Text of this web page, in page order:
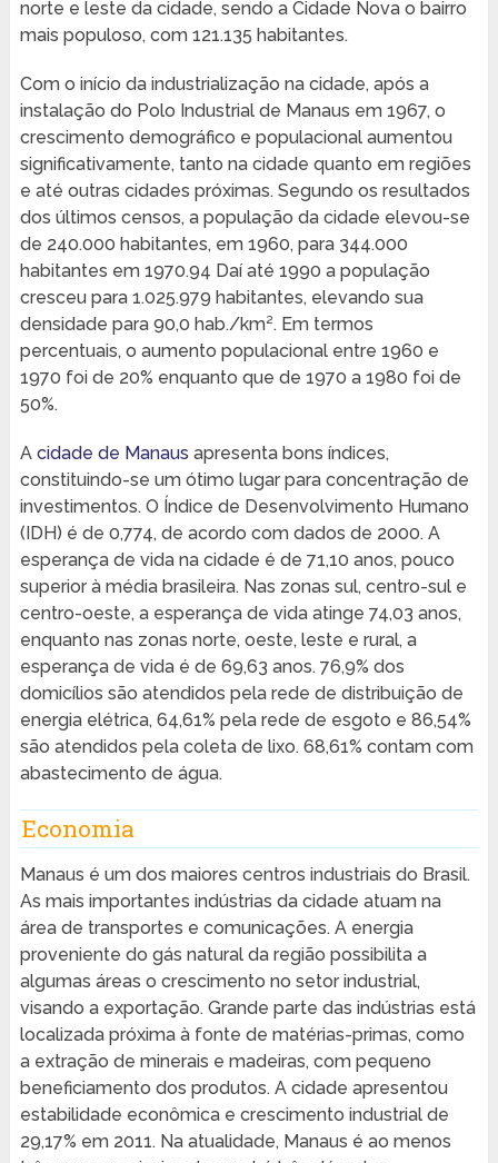
norte e leste da cidade, sendo a Cidade Nova o bairro
mais populoso, com 121.135 habitantes.
Com o início da industrialização na cidade, após a
instalação do Polo Industrial de Manaus em 1967, o
crescimento demográfico e populacional aumentou
significativamente, tanto na cidade quanto em regiões
e até outras cidades próximas. Segundo os resultados
dos últimos censos, a população da cidade elevou-se
de 240.000 habitantes, em 1960, para 344.000
habitantes em 1970.94 Daí até 1990 a população
cresceu para 1.025.979 habitantes, elevando sua
densidade para 90,0 hab./km². Em termos
percentuais, o aumento populacional entre 1960 e
1970 foi de 20% enquanto que de 1970 a 1980 foi de
50%.
A cidade de Manaus apresenta bons índices,
constituindo-se um ótimo lugar para concentração de
investimentos. O Índice de Desenvolvimento Humano
(IDH) é de 0,774, de acordo com dados de 2000. A
esperança de vida na cidade é de 71,10 anos, pouco
superior à média brasileira. Nas zonas sul, centro-sul e
centro-oeste, a esperança de vida atinge 74,03 anos,
enquanto nas zonas norte, oeste, leste e rural, a
esperança de vida é de 69,63 anos. 76,9% dos
domicílios são atendidos pela rede de distribuição de
energia elétrica, 64,61% pela rede de esgoto e 86,54%
são atendidos pela coleta de lixo. 68,61% contam com
abastecimento de água.
Economia
Manaus é um dos maiores centros industriais do Brasil.
As mais importantes indústrias da cidade atuam na
área de transportes e comunicações. A energia
proveniente do gás natural da região possibilita a
algumas áreas o crescimento no setor industrial,
visando a exportação. Grande parte das indústrias está
localizada próxima à fonte de matérias-primas, como
a extração de minerais e madeiras, com pequeno
beneficiamento dos produtos. A cidade apresentou
estabilidade econômica e crescimento industrial de
29,17% em 2011. Na atualidade, Manaus é ao menos